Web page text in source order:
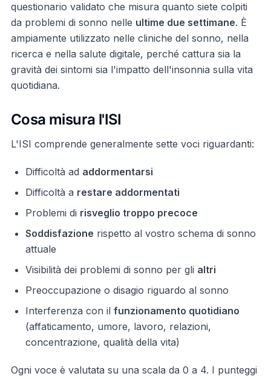
questionario validato che misura quanto siete colpiti
da problemi di sonno nelle ultime due settimane. È
ampiamente utilizzato nelle cliniche del sonno, nella
ricerca e nella salute digitale, perché cattura sia la
gravità dei sintomi sia l'impatto dell'insonnia sulla vita
quotidiana.
Cosa misura l'ISI
L'ISI comprende generalmente sette voci riguardanti:
Difficoltà ad addormentarsi
Difficoltà a restare addormentati
Problemi di risveglio troppo precoce
Soddisfazione rispetto al vostro schema di sonno
attuale
Visibilità dei problemi di sonno per gli altri
Preoccupazione o disagio riguardo al sonno
Interferenza con il funzionamento quotidiano
(affaticamento, umore, lavoro, relazioni,
concentrazione, qualità della vita)
Ogni voce è valutata su una scala da 0 a 4. I punteggi